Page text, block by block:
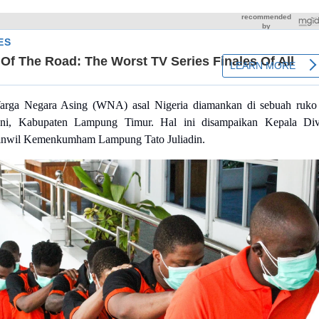
Negara Asing (WNA) asal Nigeria diamankan di sebuah
Kabupaten Lampung Timur. Hal ini disampaikan Kepala
Kemenkumham Lampung Tato Juliadin.